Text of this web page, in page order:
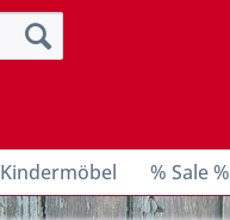
Kindermöbel % Sale %